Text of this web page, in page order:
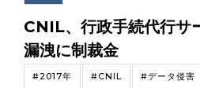
CNIL、行政手続代行サ
漏洩に制裁金
#2017年 #CNIL #データ侵害